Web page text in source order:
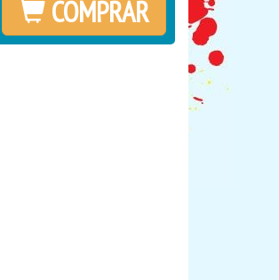
COMPRAR